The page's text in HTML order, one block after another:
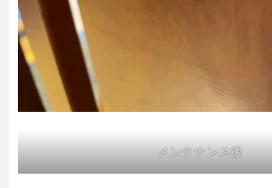
メンテナンス後